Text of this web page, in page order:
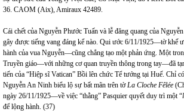
36. CAOM (Aix), Amiraux 42489.
Cái chết của Nguyễn Phước Tuấn và lễ đăng quang của
gây được tiếng vang đáng kể nào. Qui ước 6/11/1925—tờ khế
hành của vua Nguyễn—cũng chẳng tạo một phản ứng. Một
Truyền giáo—với những cơ quan truyền thông trong tay—đã
tiến của “Hiệp sĩ Vatican” Bồi lên chức Tể tướng tại Huế. Chỉ
Nguyễn An Ninh biểu lộ sự bất mãn trên tờLa Cloche Fêlée
ngày 26/11/1925—về việc “thằng” Pasquier quyết duy trì một “
để lộng hành. (37)